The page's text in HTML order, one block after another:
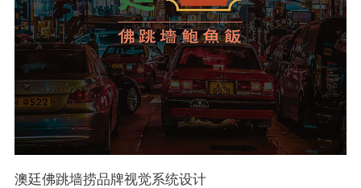
澳廷佛跳墙捞品牌视觉系统设计